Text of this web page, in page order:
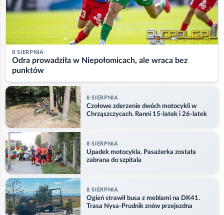
8 SIERPNIA
Odra prowadziła w Niepołomicach, ale wraca bez
punktów
8 SIERPNIA
Czołowe zderzenie dwóch motocykli w
Chrząszczycach. Ranni 15-latek i 26-latek
8 SIERPNIA
Upadek motocykla. Pasażerka została
zabrana do szpitala
8 SIERPNIA
Ogień strawił busa z meblami na DK41.
Trasa Nysa-Prudnik znów przejezdna